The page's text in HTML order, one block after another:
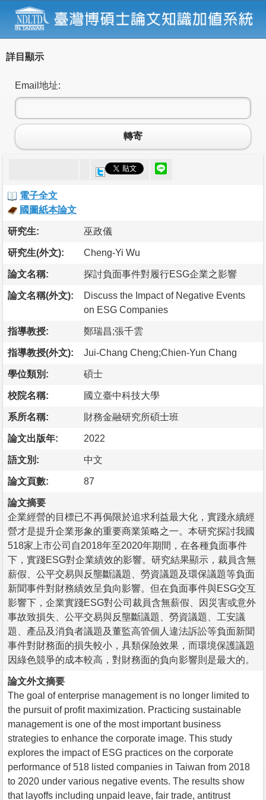
詳目顯示
Email地址:
轉寄
電子全文
國圖紙本論文
研究生: 巫政儀
研究生(外文): Cheng-Yi Wu
論文名稱: 探討負面事件對履行ESG企業之影響
論文名稱(外文):
Discuss the Impact of Negative Events
on ESG Companies
指導教授: 鄭瑞昌;張千雲
指導教授(外文): Jui-Chang Cheng;Chien-Yun Chang
學位類別: 碩士
校院名稱: 國立臺中科技大學
系所名稱: 財務金融研究所碩士班
論文出版年: 2022
語文別: 中文
論文頁數: 87
論文摘要
企業經營的目標已不再侷限於追求利益最大化，實踐永續經
營才是提升企業形象的重要商業策略之一。本研究探討我國
518家上市公司自2018年至2020年期間，在各種負面事件
下，實踐ESG對企業績效的影響。研究結果顯示，裁員含無
薪假、公平交易與反壟斷議題、勞資議題及環保議題等負面
新聞事件對財務績效呈負向影響。但在負面事件與ESG交互
影響下，企業實踐ESG對公司裁員含無薪假、因災害或意外
事故致損失、公平交易與反壟斷議題、勞資議題、工安議
題、產品及消負者議題及董監高管個人違法訴訟等負面新聞
事件對財務面的損失較小，具類保險效果，而環境保護議題
因綠色競爭的成本較高，對財務面的負向影響則是最大的。
論文外文摘要
The goal of enterprise management is no longer limited to
the pursuit of profit maximization. Practicing sustainable
management is one of the most important business
strategies to enhance the corporate image. This study
explores the impact of ESG practices on the corporate
performance of 518 listed companies in Taiwan from 2018
to 2020 under various negative events. The results show
that layoffs including unpaid leave, fair trade, antitrust